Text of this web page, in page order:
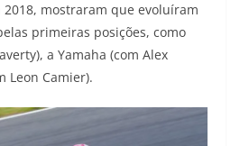
mostraram que evoluíram
primeiras posições, como
a Yamaha (com Alex
Leon Camier).